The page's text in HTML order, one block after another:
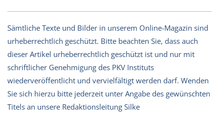
Sämtliche Texte und Bilder in unserem Online-Magazin sind
urheberrechtlich geschützt. Bitte beachten Sie, dass auch
dieser Artikel urheberrechtlich geschützt ist und nur mit
schriftlicher Genehmigung des PKV Instituts
wiederveröffentlicht und vervielfältigt werden darf. Wenden
Sie sich hierzu bitte jederzeit unter Angabe des gewünschten
Titels an unsere Redaktionsleitung Silke